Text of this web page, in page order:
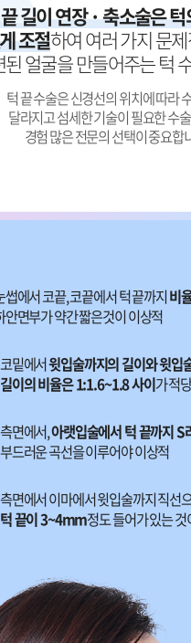
길이 연장 · 축소술은
조절하여 여러 가지 문
얼굴을 만들어주는 턱
턱 끝 수술은 신경선의 위치에 따라
달라지고 섬세한 기술이 필요한 수
경험 많은 전문의 선택이 중요합
썹에서 코끝, 코끝에서 턱 끝까지비
안면부가 약간 짧은것이 이상적
코밑에서윗입술까지의 길이와 윗입
길이의 비율은 1:1.6~1.8 사이가 적
측면에서,아랫입술에서 턱 끝까지 S
부드러운 곡선을 이루어야 이상적
측면에서 이마에서 윗입술까지 직선
턱 끝이 3~4mm정도 들어가 있는